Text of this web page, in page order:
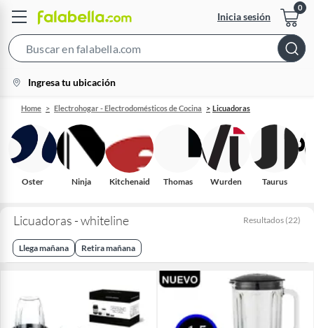
Inicia sesión
Bar
location-
icon
Ingresa tu ubicación
Home Electrohogar - Electrodomésticos de Cocina Licuadoras
Oster Ninja Kitchenaid Thomas Wurden Taurus
Licuadoras - whiteline Resultados (22)
Llega mañana Retira mañana